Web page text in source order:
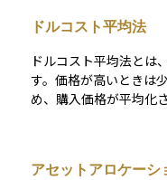
ドルコスト平均法
ドルコスト平均法とは
す。価格が高いときは
め、購入価格が平均化
アセットアロケーシ